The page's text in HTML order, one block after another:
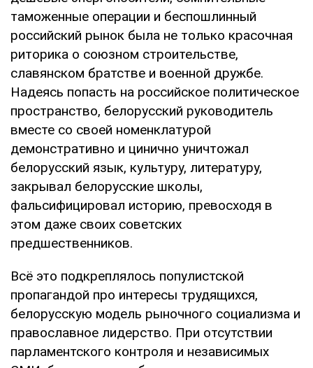
таможенные операции и беспошлинный
российский рынок была не только красочная
риторика о союзном строительстве,
славянском братстве и военной дружбе.
Надеясь попасть на российское политическое
пространство, белорусский руководитель
вместе со своей номенклатурой
демонстративно и цинично уничтожал
белорусский язык, культуру, литературу,
закрывал белорусские школы,
фальсифицировал историю, превосходя в
этом даже своих советских
предшественников.
Всё это подкреплялось популистской
пропагандой про интересы трудящихся,
белорусскую модель рыночного социализма и
православное лидерство. При отсутствии
парламентского контроля и независимых